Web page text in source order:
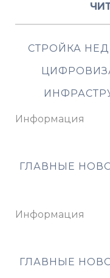
СТРОЙКА
Информация
ГЛАВНЫЕ
Информация
ГЛАВНЫЕ